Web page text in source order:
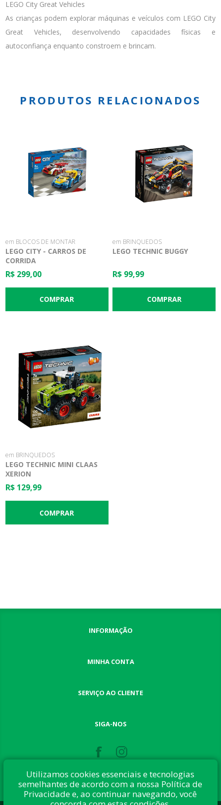
LEGO City Great Vehicles
As crianças podem explorar máquinas e veículos com LEGO City
Great Vehicles, desenvolvendo capacidades físicas e
autoconfiança enquanto constroem e brincam.
PRODUTOS RELACIONADOS
em BLOCOS DE MONTAR
LEGO CITY - CARROS DE
CORRIDA
R$ 299,00
em BRINQUEDOS
LEGO TECHNIC BUGGY
R$ 99,99
em BRINQUEDOS
LEGO TECHNIC MINI CLAAS
XERION
R$ 129,99
INFORMAÇÃO
MINHA CONTA
SERVIÇO AO CLIENTE
SIGA-NOS
Utilizamos cookies essenciais e tecnologias
semelhantes de acordo com a nossa Política de
Privacidade e, ao continuar navegando, você